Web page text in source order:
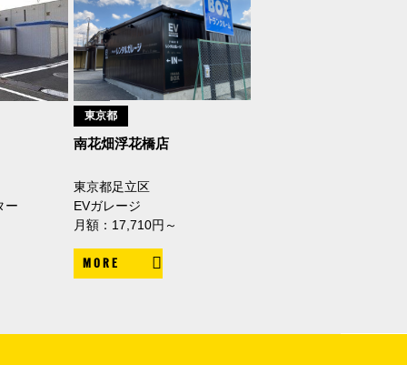
ー
東京都
南花畑浮花橋店
東京都足立区
EVガレージ
月額：17,710円～
MORE